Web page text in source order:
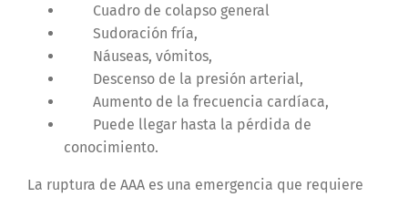
Cuadro de colapso general
Sudoración fría,
Náuseas, vómitos,
Descenso de la presión arterial,
Aumento de la frecuencia cardíaca,
Puede llegar hasta la pérdida de
conocimiento.
La ruptura de AAA es una emergencia que requiere